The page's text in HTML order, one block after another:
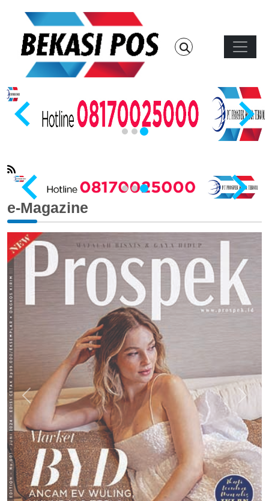
Main
…
e-Magazine
Previous Next